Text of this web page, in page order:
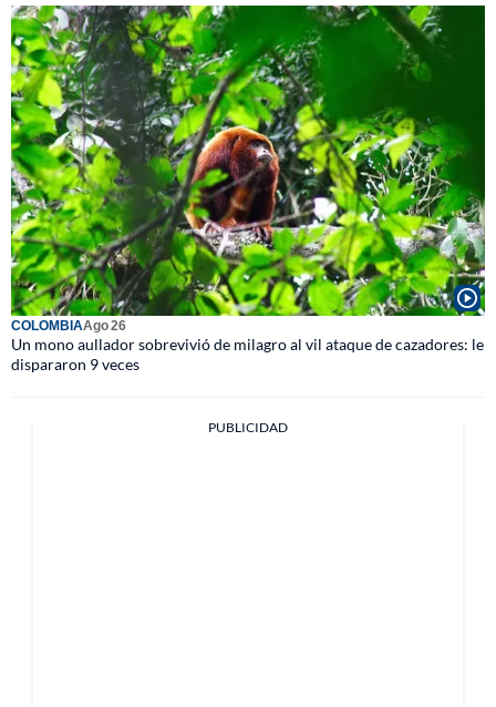
COLOMBIAAgo 26
Un mono aullador sobrevivió de milagro al vil ataque de cazadores: le
dispararon 9 veces
PUBLICIDAD